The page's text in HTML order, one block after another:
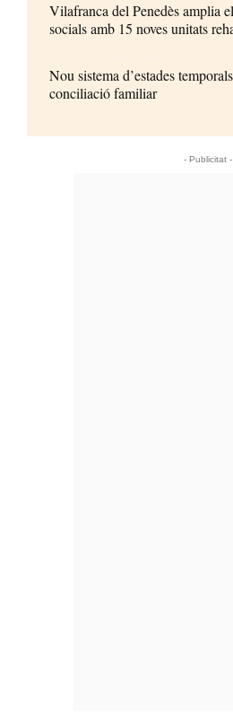
Vilafranca del Penedès amplia
socials amb 15 noves unitats
Nou sistema d’estades
conciliació familiar
- Publicitat -